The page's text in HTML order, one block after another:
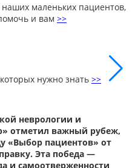
маленьких пациентов,
и вам >>
маленьких пациентов,
неврологии и
отметил важный рубеж,
«Выбор пациентов» от
Эта победа —
и самоотверженности